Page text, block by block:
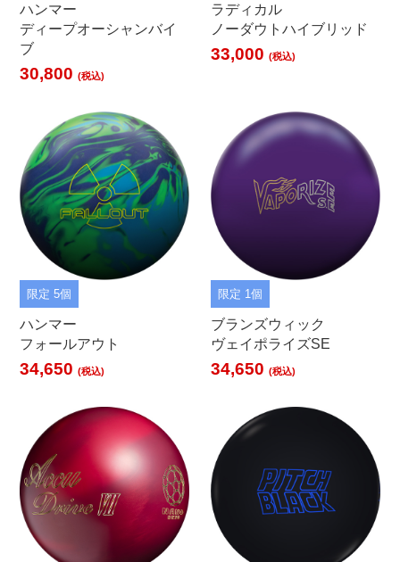
ハンマー
ディープオーシャンバイ
ブ
30,800(税込)
ラディカル
ノーダウトハイブリッド
33,000(税込)
限定 5個
ハンマー
フォールアウト
34,650(税込)
限定 1個
ブランズウィック
ヴェイポライズSE
34,650(税込)